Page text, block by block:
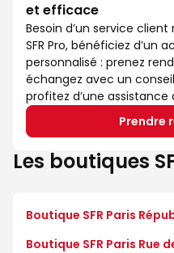
et efficace
Besoin d’un service
SFR Pro, bénéficiez d’un
personnalisé : prenez
échangez avec un
profitez d’une
Prendre
Les boutiques
Boutique SFR Paris
Boutique SFR Paris Rue